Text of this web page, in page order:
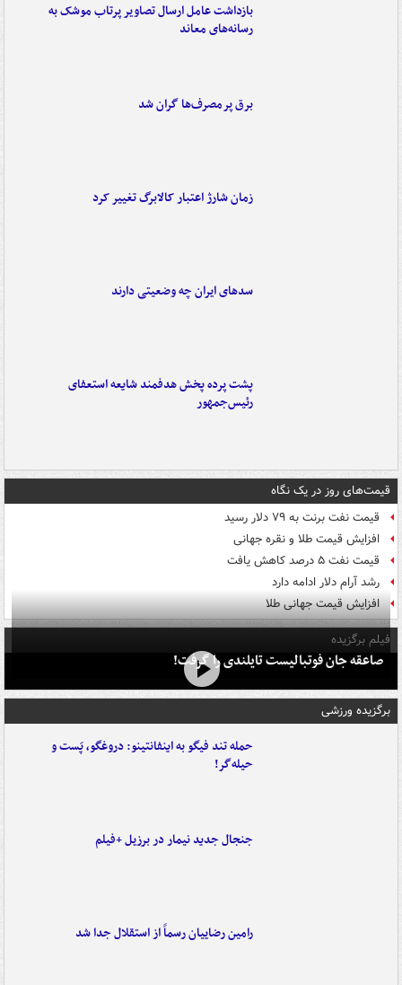
بازداشت عامل ارسال تصاویر پرتاب موشک به
رسانه‌های معاند
برق پرمصرف‌ها گران شد
زمان شارژ اعتبار کالابرگ تغییر کرد
سدهای ایران چه وضعیتی دارند
پشت پرده پخش هدفمند شایعه استعفای
رئیس‌جمهور
قیمت‌های روز در یک نگاه
قیمت نفت برنت به ۷۹ دلار رسید
افزایش قیمت طلا و نقره جهانی
قیمت نفت ۵ درصد کاهش یافت
رشد آرام دلار ادامه دارد
افزایش قیمت جهانی طلا
فیلم برگزیده
صاعقه جان فوتبالیست تایلندی را گرفت!
برگزیده ورزشی
حمله تند فیگو به اینفانتینو: دروغگو، پَست‌ و
حیله‌گر!
جنجال جدید نیمار در برزیل +فیلم
رامین رضاییان رسماً از استقلال جدا شد